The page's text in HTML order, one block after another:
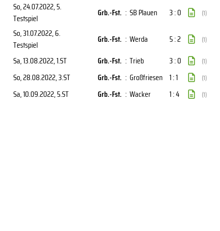
So, 24.07.2022, 5.
Testspiel
Grb.-Fst. : SB Plauen 3 : 0 (1)
So, 31.07.2022, 6.
Testspiel
Grb.-Fst. : Werda 5 : 2 (1)
Sa, 13.08.2022, 1.ST Grb.-Fst. : Trieb 3 : 0 (1)
So, 28.08.2022, 3.ST Grb.-Fst. : Großfriesen 1 : 1 (1)
Sa, 10.09.2022, 5.ST Grb.-Fst. : Wacker 1 : 4 (1)